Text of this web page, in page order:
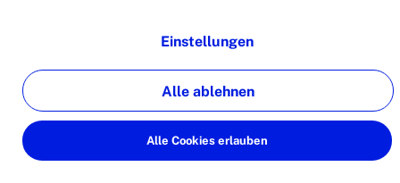
Communications Managerin
Katharina arbeitet seit diesem Jahr bei
lingoking als Content und SEO Managerin.
SEO-Strategie und schreibt Texte für die
Einstellungen
Alle ablehnen
Alle Cookies erlauben